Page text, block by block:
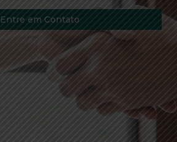
Entre em Contato